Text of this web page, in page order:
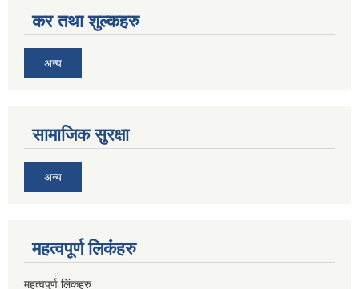
कर तथा शुल्कहरु
अन्य
सामाजिक सुरक्षा
अन्य
महत्वपूर्ण लि‌कंंहरु
महत्वपुर्ण लिंकहरु